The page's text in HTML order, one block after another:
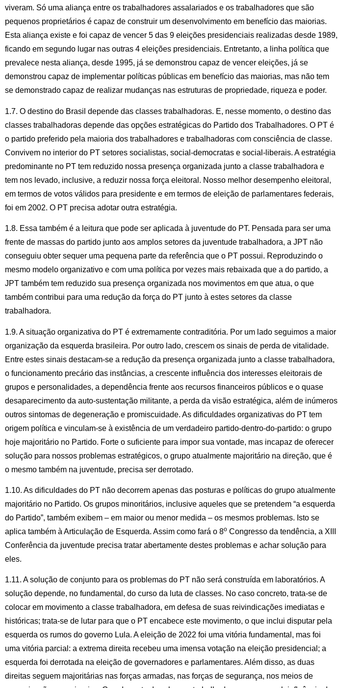
viveram. Só uma aliança entre os trabalhadores assalariados e os trabalhadores que são
pequenos proprietários é capaz de construir um desenvolvimento em benefício das maiorias.
Esta aliança existe e foi capaz de vencer 5 das 9 eleições presidenciais realizadas desde 1989,
ficando em segundo lugar nas outras 4 eleições presidenciais. Entretanto, a linha política que
prevalece nesta aliança, desde 1995, já se demonstrou capaz de vencer eleições, já se
demonstrou capaz de implementar políticas públicas em benefício das maiorias, mas não tem
se demonstrado capaz de realizar mudanças nas estruturas de propriedade, riqueza e poder.
1.7. O destino do Brasil depende das classes trabalhadoras. E, nesse momento, o destino das
classes trabalhadoras depende das opções estratégicas do Partido dos Trabalhadores. O PT é
o partido preferido pela maioria dos trabalhadores e trabalhadoras com consciência de classe.
Convivem no interior do PT setores socialistas, social-democratas e social-liberais. A estratégia
predominante no PT tem reduzido nossa presença organizada junto a classe trabalhadora e
tem nos levado, inclusive, a reduzir nossa força eleitoral. Nosso melhor desempenho eleitoral,
em termos de votos válidos para presidente e em termos de eleição de parlamentares federais,
foi em 2002. O PT precisa adotar outra estratégia.
1.8. Essa também é a leitura que pode ser aplicada à juventude do PT. Pensada para ser uma
frente de massas do partido junto aos amplos setores da juventude trabalhadora, a JPT não
conseguiu obter sequer uma pequena parte da referência que o PT possui. Reproduzindo o
mesmo modelo organizativo e com uma política por vezes mais rebaixada que a do partido, a
JPT também tem reduzido sua presença organizada nos movimentos em que atua, o que
também contribui para uma redução da força do PT junto à estes setores da classe
trabalhadora.
1.9. A situação organizativa do PT é extremamente contraditória. Por um lado seguimos a maior
organização da esquerda brasileira. Por outro lado, crescem os sinais de perda de vitalidade.
Entre estes sinais destacam-se a redução da presença organizada junto a classe trabalhadora,
o funcionamento precário das instâncias, a crescente influência dos interesses eleitorais de
grupos e personalidades, a dependência frente aos recursos financeiros públicos e o quase
desaparecimento da auto-sustentação militante, a perda da visão estratégica, além de inúmeros
outros sintomas de degeneração e promiscuidade. As dificuldades organizativas do PT tem
origem política e vinculam-se à existência de um verdadeiro partido-dentro-do-partido: o grupo
hoje majoritário no Partido. Forte o suficiente para impor sua vontade, mas incapaz de oferecer
solução para nossos problemas estratégicos, o grupo atualmente majoritário na direção, que é
o mesmo também na juventude, precisa ser derrotado.
1.10. As dificuldades do PT não decorrem apenas das posturas e políticas do grupo atualmente
majoritário no Partido. Os grupos minoritários, inclusive aqueles que se pretendem “a esquerda
do Partido”, também exibem – em maior ou menor medida – os mesmos problemas. Isto se
aplica também à Articulação de Esquerda. Assim como fará o 8o Congresso da tendência, a XIII
Conferência da juventude precisa tratar abertamente destes problemas e achar solução para
eles.
1.11. A solução de conjunto para os problemas do PT não será construída em laboratórios. A
solução depende, no fundamental, do curso da luta de classes. No caso concreto, trata-se de
colocar em movimento a classe trabalhadora, em defesa de suas reivindicações imediatas e
históricas; trata-se de lutar para que o PT encabece este movimento, o que inclui disputar pela
esquerda os rumos do governo Lula. A eleição de 2022 foi uma vitória fundamental, mas foi
uma vitória parcial: a extrema direita recebeu uma imensa votação na eleição presidencial; a
esquerda foi derrotada na eleição de governadores e parlamentares. Além disso, as duas
direitas seguem majoritárias nas forças armadas, nas forças de segurança, nos meios de